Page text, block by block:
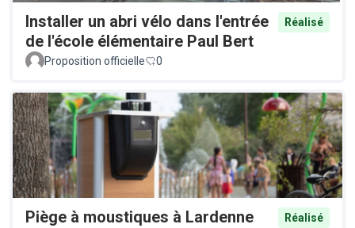
Installer un abri vélo dans l'entrée
de l'école élémentaire Paul Bert
Réalisé
Proposition officielle 0
Piège à moustiques à Lardenne
Réalisé